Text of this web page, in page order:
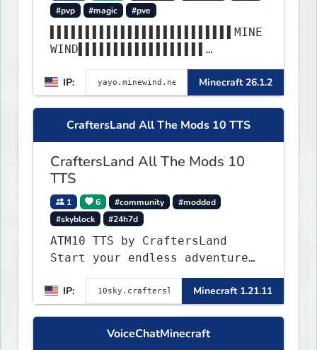
#pvp
#magic #pve
▌▌▌▌▌▌▌▌▌▌▌▌▌▌▌▌▌▌▌▌▌▌▌▌▌▌MINE
WIND▌▌▌▌▌▌▌▌▌▌▌▌▌▌▌▌▌▌
▌▌▌▌▌▌▌▌▌▌▌▌▌▌▌▌▌▌▌▌▌▌
IP: Minecraft 26.1.2
CraftersLand All The Mods 10 TTS
CraftersLand All The Mods 10
TTS
1 6 #community
#modded
#skyblock
#24h7d
ATM10 TTS by CraftersLand
Start your endless adventure
IP:
Minecraft 1.21.11
VoiceChatMinecraft